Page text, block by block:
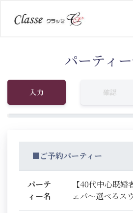
パーティ
入力 確認
■ご予約パーティー
パーテ
ィー名
【40代中心既
ェパ～選べるス